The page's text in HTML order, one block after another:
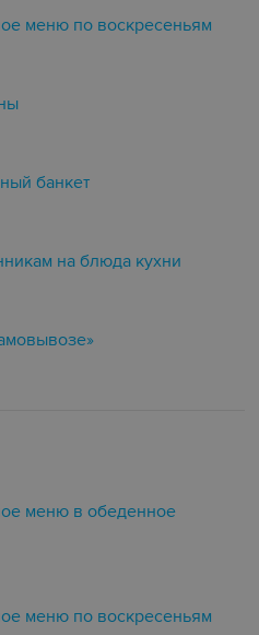
меню по воскресеньям
банкет
на блюда кухни
меню в обеденное
меню по воскресеньям